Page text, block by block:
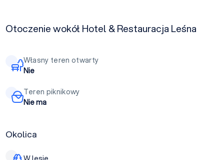
Otoczenie wokół Hotel & Restauracja Leśna
Własny teren otwarty
Nie
Teren piknikowy
Nie ma
Okolica